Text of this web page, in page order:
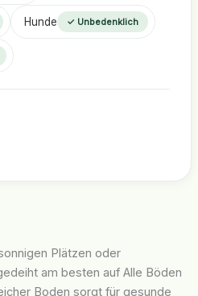
Hunde ✓ Unbedenklich
Plätzen oder
am besten auf Alle Böden
Boden sorgt für gesunde